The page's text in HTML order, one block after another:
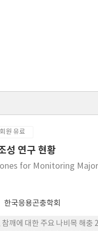
원 유료
성 연구 현황
for Monitoring
한국응용곤충학회
깨에 대한 주요 나비목 해충